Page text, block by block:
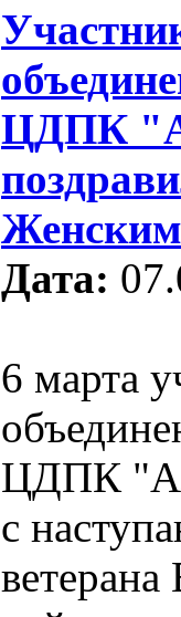
ЦДПК
Дата:
6 марта
ЦДПК
с